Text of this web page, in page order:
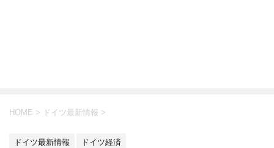
HOME > ドイツ最新情報 >
ドイツ最新情報 ドイツ経済